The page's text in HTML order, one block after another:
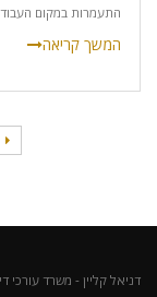
התעמרות במקום
דניאל קליין - משרד עורכי